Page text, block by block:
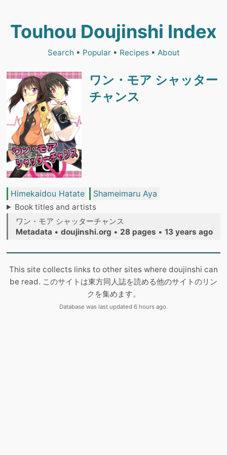
Touhou Doujinshi Index
Search • Popular• Recipes• About
ワン・モア シャッター
チャンス
Himekaidou Hatate Shameimaru Aya
Book titles and artists
ワン・モア シャッターチャンス
Metadata • doujinshi.org • 28 pages • 13 years ago
This site collects links to other sites where doujinshi can
be read. このサイトは東方同人誌を読める他のサイトのリン
クを集めます。
Database was last updated 6 hours ago.